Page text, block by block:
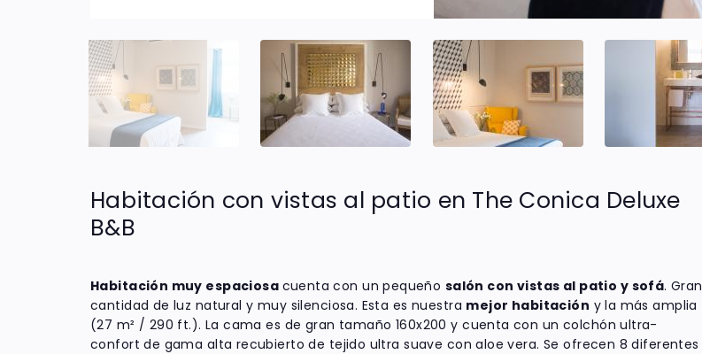
Habitación con vistas al patio en The Conica Deluxe
B&B
Habitación muy espaciosa cuenta con un pequeño salón con vistas al patio y sofá. Gran
cantidad de luz natural y muy silenciosa. Esta es nuestra mejor habitación y la más amplia
(27 m² / 290 ft.). La cama es de gran tamaño 160x200 y cuenta con un colchón ultra-
confort de gama alta recubierto de tejido ultra suave con aloe vera. Se ofrecen 8 diferentes